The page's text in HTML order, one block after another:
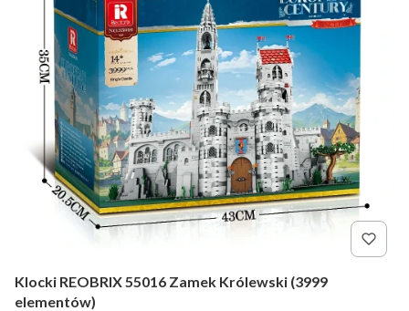
Klocki REOBRIX 55016 Zamek Królewski (3999
elementów)